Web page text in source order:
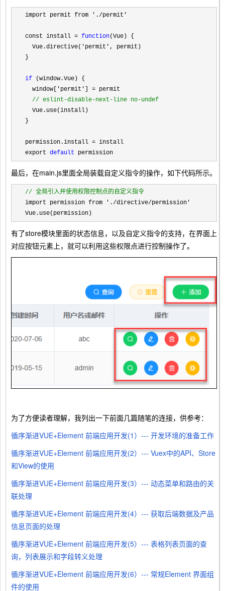
import permit from './permit'
const install = function(Vue) {
  Vue.directive(
'permit' , permit)
}
if (window.Vue) {
  window[
'permit'] = permit
// eslint-disable-next-line no-undef
  Vue.use(install)
}
permission.install = install
export default permission
最后，在main.js里面全局装载自定义指令的操作，如下代码所示。
// 全局引入并使用权限控制点的自定义指令
import permission from './directive/permission'
Vue.use(permission)
有了store模块里面的状态信息，以及自定义指令的支持，在界面上
对应按钮元素上，就可以利用这些权限点进行控制操作了。
为了方便读者理解，我列出一下前面几篇随笔的连接，供参考：
循序渐进VUE+Element 前端应用开发(1）--- 开发环境的准备工作
循序渐进VUE+Element 前端应用开发(2）--- Vuex中的API、Store
和View的使用
循序渐进VUE+Element 前端应用开发(3）--- 动态菜单和路由的关
联处理
循序渐进VUE+Element 前端应用开发(4）--- 获取后端数据及产品
信息页面的处理
循序渐进VUE+Element 前端应用开发(5）--- 表格列表页面的查
询，列表展示和字段转义处理
循序渐进VUE+Element 前端应用开发(6）--- 常规Element 界面组
件的使用